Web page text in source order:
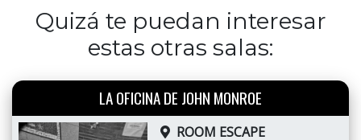
Quizá te puedan interesar
estas otras salas:
LA OFICINA DE JOHN MONROE
ROOM ESCAPE